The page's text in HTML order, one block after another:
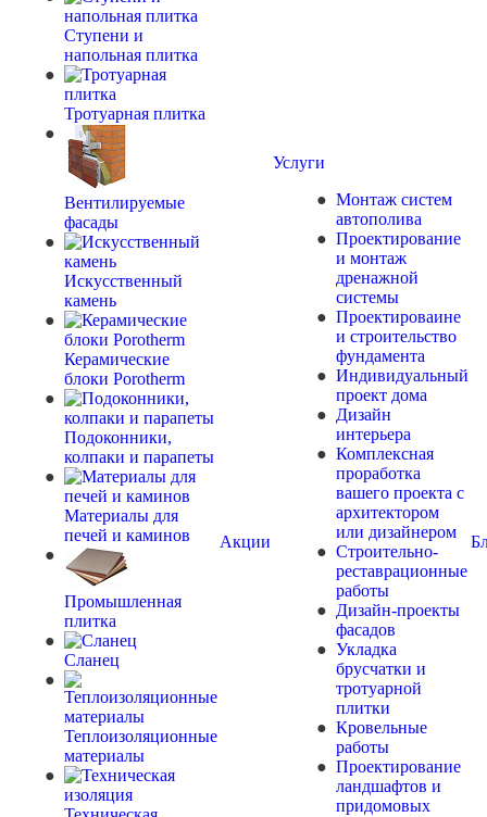
Ступени и
напольная плитка
Тротуарная плитка
Вентилируемые
фасады
Искусственный
камень
Керамические
блоки Porotherm
Подоконники,
колпаки и парапеты
Материалы для
печей и каминов
Промышленная
плитка
Сланец
Теплоизоляционные
материалы
Акции
Услуги
Монтаж систем
автополива
Проектирование
и монтаж
дренажной
системы
Проектироваине
и строительство
фундамента
Индивидуальный
проект дома
Дизайн
интерьера
Комплексная
проработка
вашего проекта с
архитектором
или дизайнером
Строительно-
реставрационные
работы
Дизайн-проекты
фасадов
Укладка
брусчатки и
тротуарной
плитки
Кровельные
работы
Проектирование
ландшафтов и
придомовых